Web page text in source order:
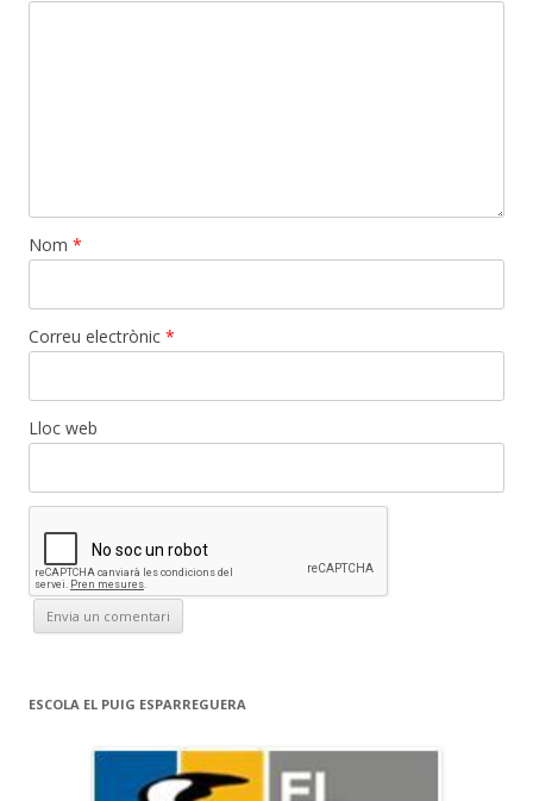
Nom *
Correu electrònic *
Lloc web
ESCOLA EL PUIG ESPARREGUERA